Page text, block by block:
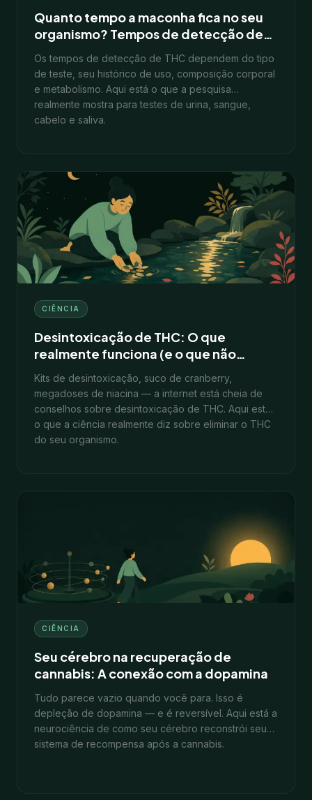
Quanto tempo a maconha fica no seu
organismo? Tempos de detecção de
THC explicados
Os tempos de detecção de THC dependem do tipo
de teste, seu histórico de uso, composição corporal
e metabolismo. Aqui está o que a pesquisa
realmente mostra para testes de urina, sangue,
cabelo e saliva.
min1 de fevereiro de 2026
CIÊNCIA
Desintoxicação de THC: O que
realmente funciona (e o que não
funciona)
Kits de desintoxicação, suco de cranberry,
megadoses de niacina — a internet está cheia de
conselhos sobre desintoxicação de THC. Aqui está
o que a ciência realmente diz sobre eliminar o THC
do seu organismo.
11 min 1 de fevereiro de 2026
CIÊNCIA
Seu cérebro na recuperação de
cannabis: A conexão com a dopamina
Tudo parece vazio quando você para. Isso é
depleção de dopamina — e é reversível. Aqui está a
neurociência de como seu cérebro reconstrói seu
sistema de recompensa após a cannabis.